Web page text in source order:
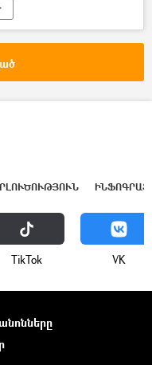
ԶԼՄ
ТikТоk VK